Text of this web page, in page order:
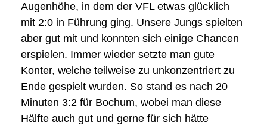
Augenhöhe, in dem der VFL etwas glücklich
mit 2:0 in Führung ging. Unsere Jungs spielten
aber gut mit und konnten sich einige Chancen
erspielen. Immer wieder setzte man gute
Konter, welche teilweise zu unkonzentriert zu
Ende gespielt wurden. So stand es nach 20
Minuten 3:2 für Bochum, wobei man diese
Hälfte auch gut und gerne für sich hätte